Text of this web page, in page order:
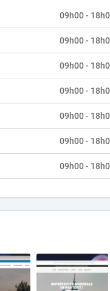
09h00 -
09h00 -
09h00 -
09h00 -
09h00 -
09h00 -
09h00 -